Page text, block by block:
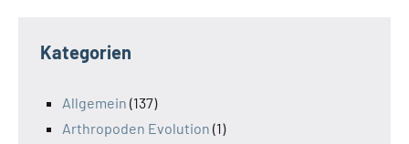
Kategorien
Allgemein (137)
Arthropoden Evolution (1)